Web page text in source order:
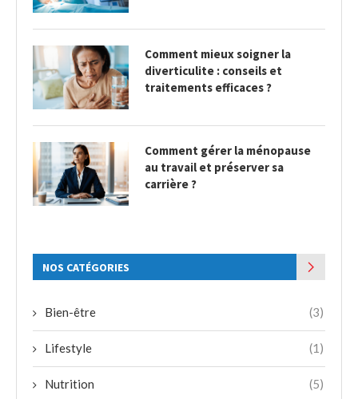
Comment mieux soigner la
diverticulite : conseils et
traitements efficaces ?
Comment gérer la ménopause
au travail et préserver sa
carrière ?
NOS CATÉGORIES
Bien-être (3)
Lifestyle (1)
Nutrition (5)